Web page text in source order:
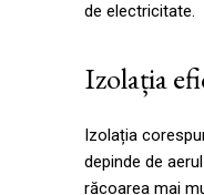
de electricitate.
Izolația
Izolația
depinde de
răcoarea mai